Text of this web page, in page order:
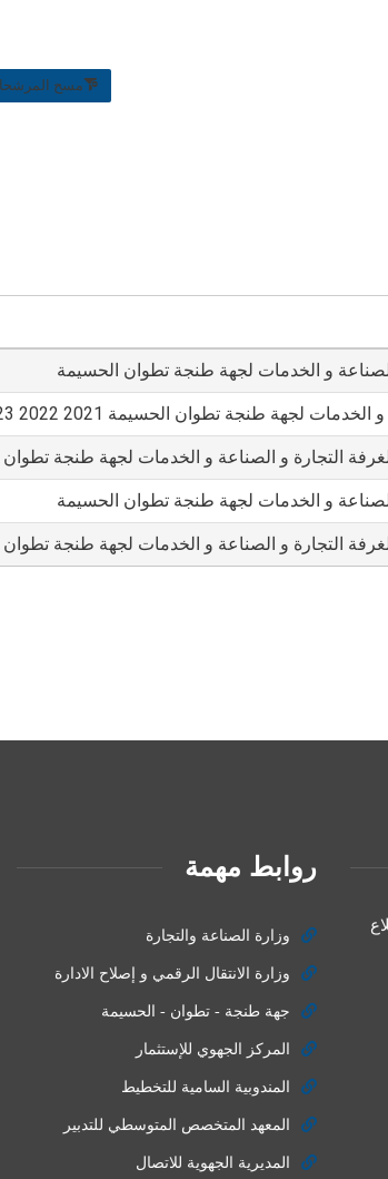
مسح
الصناعة و الخدمات لجهة طنجة تطوان الحسيمة
لجهة طنجة تطوان الحسيمة 2021 2022 2023
التجارة و الصناعة و الخدمات لجهة طنجة
الصناعة و الخدمات لجهة طنجة تطوان الحسيمة
التجارة و الصناعة و الخدمات لجهة طنجة
روابط مهمة
وزارة الصناعة والتجارة
وزارة الانتقال الرقمي و إصلاح الادارة
جهة طنجة - تطوان - الحسيمة
المركز الجهوي للإستثمار
المندوبية السامية للتخطيط
المعهد المتخصص المتوسطي للتدبير
المديرية الجهوية للاتصال